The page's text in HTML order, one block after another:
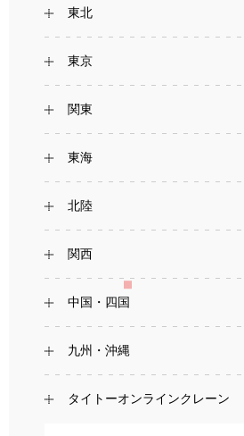
東北
東京
関東
東海
北陸
関西
中国・四国
九州・沖縄
タイトーオンラインクレーン